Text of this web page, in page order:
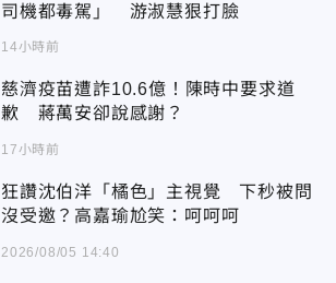
司機都毒駕」 游淑慧狠打臉
14小時前
慈濟疫苗遭詐10.6億！陳時中要求道
歉 蔣萬安卻說感謝？
17小時前
狂讚沈伯洋「橘色」主視覺 下秒被問
沒受邀？高嘉瑜尬笑：呵呵呵
2026/08/05 14:40